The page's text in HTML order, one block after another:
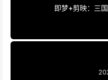
即梦+剪映：三